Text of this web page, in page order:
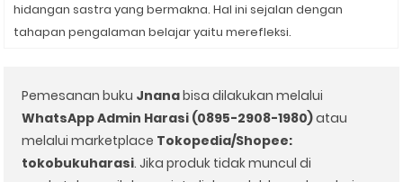
hidangan sastra yang bermakna. Hal ini sejalan dengan
tahapan pengalaman belajar yaitu merefleksi.
Pemesanan buku Jnanabisa dilakukan melalui
WhatsApp Admin Harasi (0895-2908-1980)atau
melalui marketplace Tokopedia/Shopee:
tokobukuharasi. Jika produk tidak muncul di